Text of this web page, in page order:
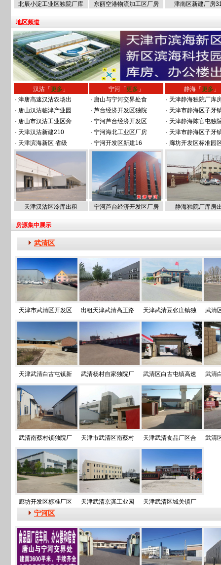
北辰小淀工业区独院厂库 东丽空港物流加工区厂房 津南区新建厂房
地区频道
汉沽「 更多 」
· 津唐高速汉沽农场出
· 唐山汉沽临津产业园
· 唐山市汉沽工业区旁
· 天津汉沽新建210
· 天津滨海新区 省级
天津汉沽区冷库出租
宁河「 更多 」
· 唐山与宁河交界处食
· 芦台经济开发区独院
· 宁河芦台经济开发区
· 宁河海北工业区厂房
· 宁河开发区新建16
宁河芦台经济开发区厂房
静海「 更多 」
· 天津静海独院厂库
· 天津市静海区子牙
· 天津静海陈官屯独
· 天津市静海区子牙
· 廊坊开发区标准园
静海独院厂库房
房源集中展示
武清区
天津市武清区开发区 出租天津武清高王路 天津武清豆张庄镇独 武清
天津武清白古屯镇新 武清杨村自家独院厂 武清区白古屯镇高速 武清
武清南蔡村镇独院厂 天津市武清区南蔡村 天津武清食品厂区合 武清
廊坊开发区标准厂区 天津武清京滨工业园 天津武清区城关镇厂
宁河区